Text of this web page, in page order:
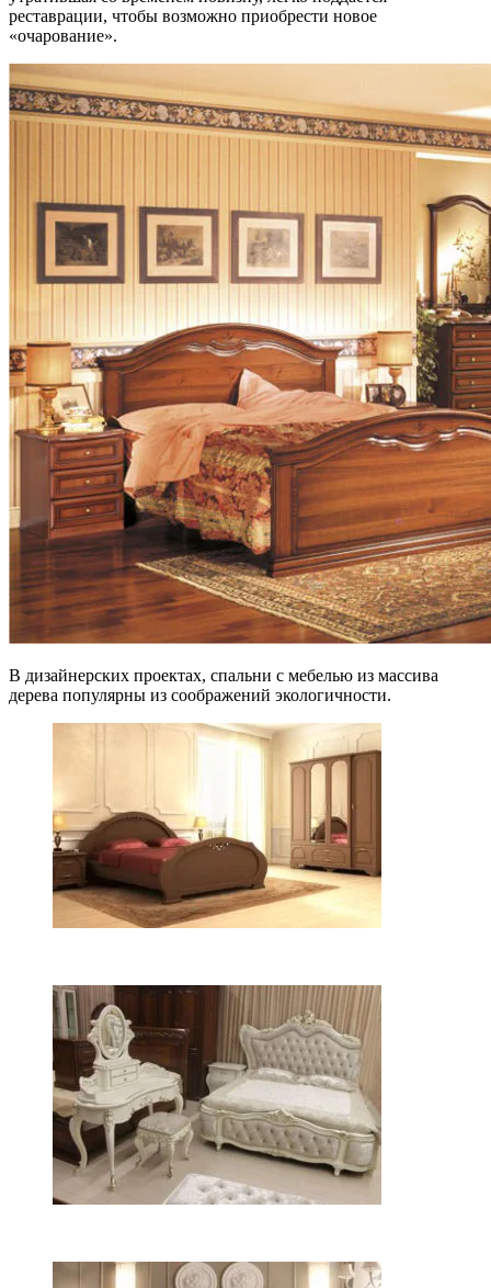
реставрации, чтобы возможно приобрести новое
«очарование».
В дизайнерских проектах, спальни с мебелью из массива
дерева популярны из соображений экологичности.